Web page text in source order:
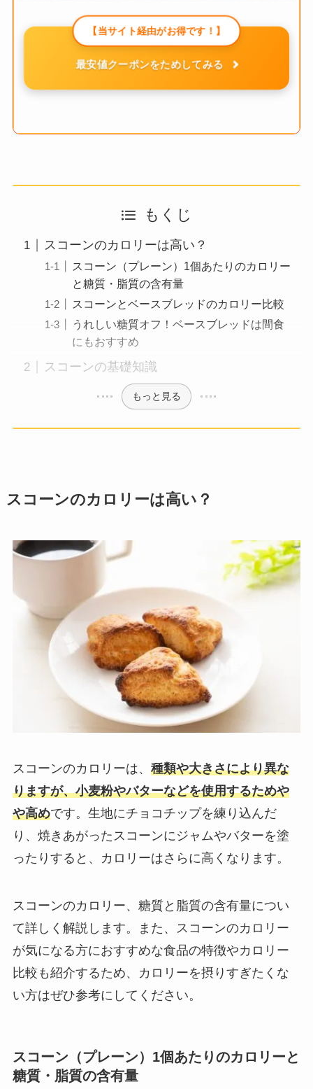
【当サイト経由がお得です！】
最安値クーポンをためしてみる
もくじ
スコーンのカロリーは高い？
スコーン（プレーン）1個あたりのカロリー
と糖質・脂質の含有量
スコーンとベースブレッド︎のカロリー比較
うれしい糖質オフ！ベースブレッド︎は間食
にもおすすめ
スコーンの基礎知識
もっと見る
スコーンのカロリーは高い？
スコーンのカロリーは、 種類や大きさにより異な
りますが、小麦粉やバターなどを使用するためや
や高めです。生地にチョコチップを練り込んだ
り、焼きあがったスコーンにジャムやバターを塗
ったりすると、カロリーはさらに高くなります。
スコーンのカロリー、糖質と脂質の含有量につい
て詳しく解説します。また、スコーンのカロリー
が気になる方におすすめな食品の特徴やカロリー
比較も紹介するため、カロリーを摂りすぎたくな
い方はぜひ参考にしてください。
スコーン（プレーン）1個あたりのカロリーと
糖質・脂質の含有量